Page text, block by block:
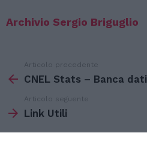
Archivio Sergio Briguglio
di
Articolo precedente
CNEL Stats – Banca dati
Articolo seguente
Link Utili